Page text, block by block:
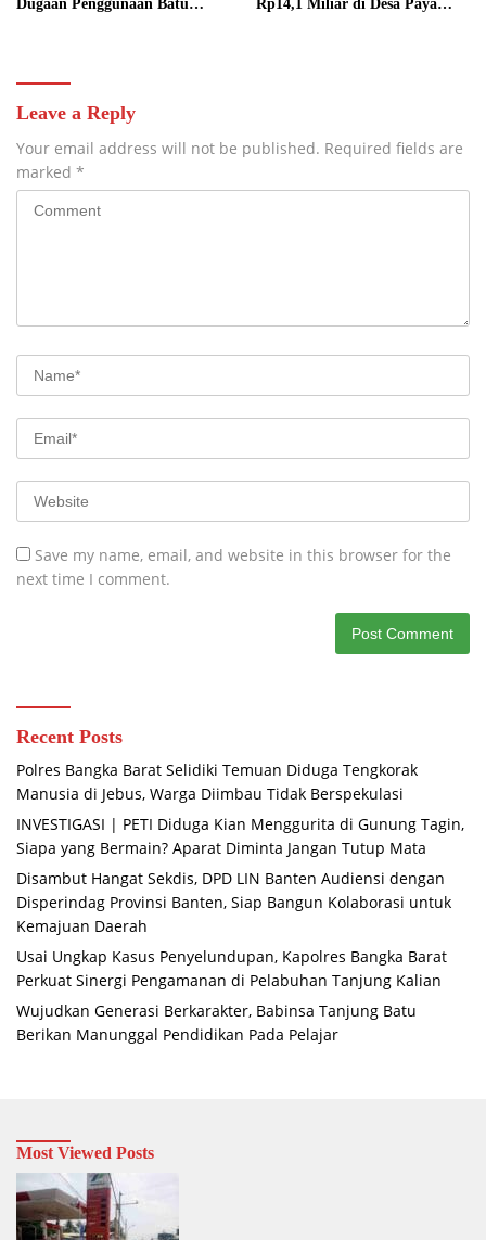
Dugaan Penggunaan Batu
Rp14,1 Miliar di Desa Paya
Leave a Reply
Your email address will not be published. Required fields are
marked *
Save my name, email, and website in this browser for the
next time I comment.
Recent Posts
Polres Bangka Barat Selidiki Temuan Diduga Tengkorak
Manusia di Jebus, Warga Diimbau Tidak Berspekulasi
INVESTIGASI | PETI Diduga Kian Menggurita di Gunung Tagin,
Siapa yang Bermain? Aparat Diminta Jangan Tutup Mata
Disambut Hangat Sekdis, DPD LIN Banten Audiensi dengan
Disperindag Provinsi Banten, Siap Bangun Kolaborasi untuk
Kemajuan Daerah
Usai Ungkap Kasus Penyelundupan, Kapolres Bangka Barat
Perkuat Sinergi Pengamanan di Pelabuhan Tanjung Kalian
Wujudkan Generasi Berkarakter, Babinsa Tanjung Batu
Berikan Manunggal Pendidikan Pada Pelajar
Most Viewed Posts